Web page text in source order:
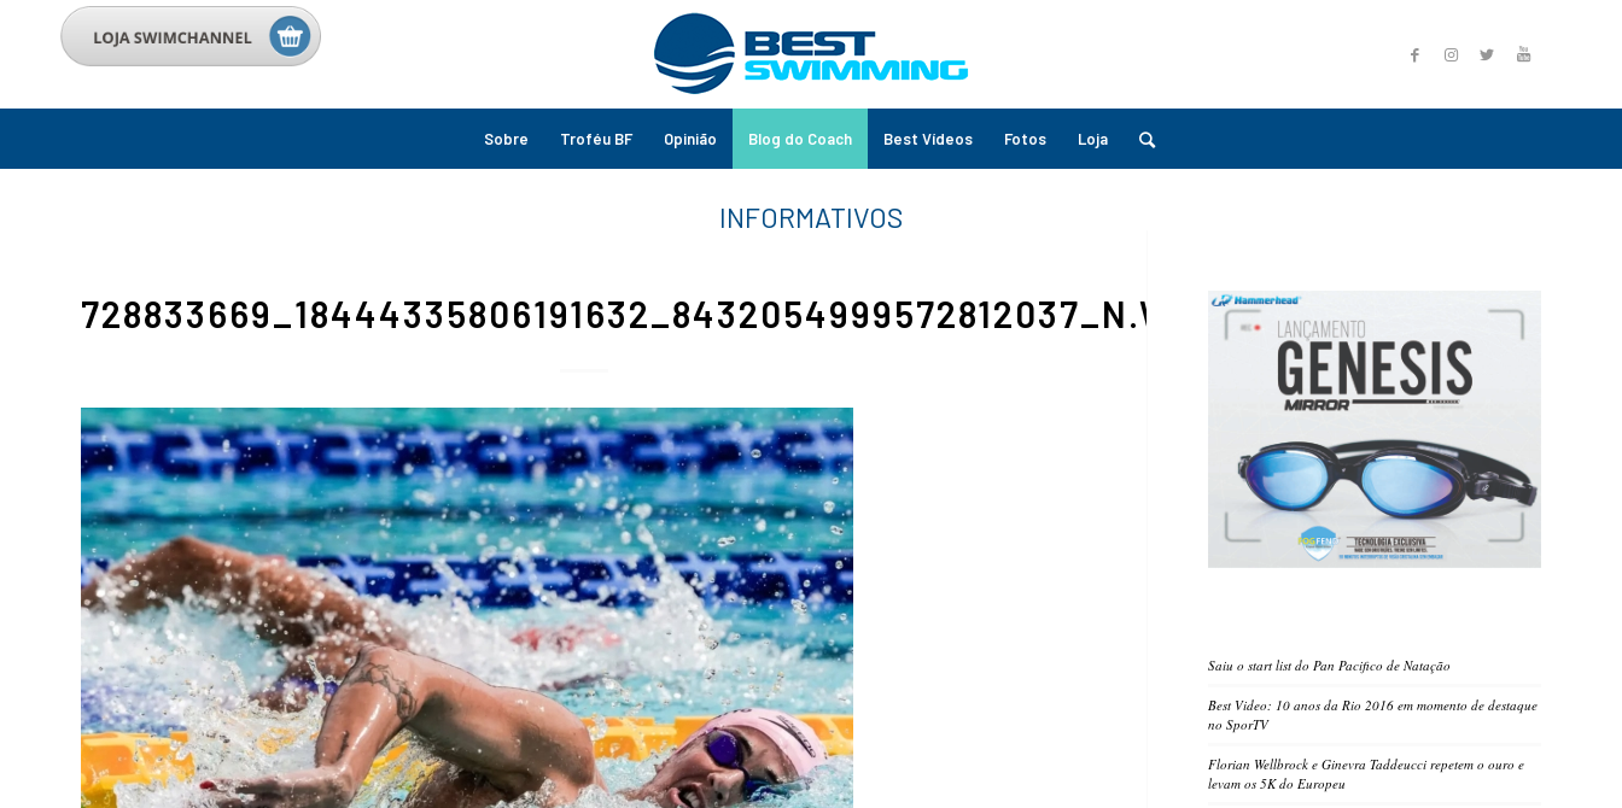
Sobre Troféu BF Opinião Blog do Coach Best Vídeos Fotos Loja
728833669_18444335806191632_8432054999572812037_N.WEBP
Saiu o start list do Pan Pacifico de Natação
Best Video: 10 anos da Rio 2016 em momento de destaque
no SporTV
Florian Wellbrock e Ginevra Taddeucci repetem o ouro e
levam os 5K do Europeu